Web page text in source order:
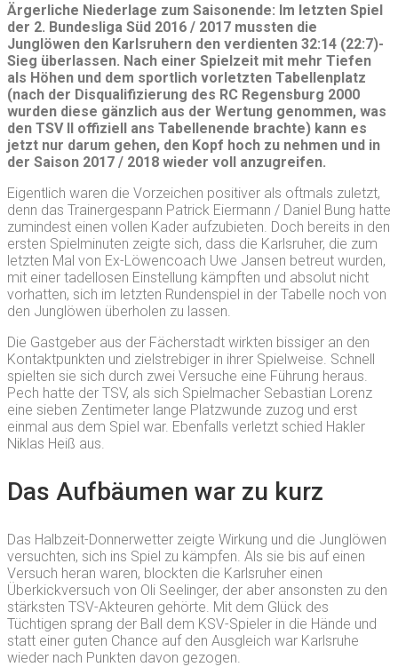
Ärgerliche Niederlage zum Saisonende: Im letzten Spiel
der 2. Bundesliga Süd 2016 / 2017 mussten die
Junglöwen den Karlsruhern den verdienten 32:14 (22:7)-
Sieg überlassen. Nach einer Spielzeit mit mehr Tiefen
als Höhen und dem sportlich vorletzten Tabellenplatz
(nach der Disqualifizierung des RC Regensburg 2000
wurden diese gänzlich aus der Wertung genommen, was
den TSV II offiziell ans Tabellenende brachte) kann es
jetzt nur darum gehen, den Kopf hoch zu nehmen und in
der Saison 2017 / 2018 wieder voll anzugreifen.
Eigentlich waren die Vorzeichen positiver als oftmals zuletzt,
denn das Trainergespann Patrick Eiermann / Daniel Bung hatte
zumindest einen vollen Kader aufzubieten. Doch bereits in den
ersten Spielminuten zeigte sich, dass die Karlsruher, die zum
letzten Mal von Ex-Löwencoach Uwe Jansen betreut wurden,
mit einer tadellosen Einstellung kämpften und absolut nicht
vorhatten, sich im letzten Rundenspiel in der Tabelle noch von
den Junglöwen überholen zu lassen.
Die Gastgeber aus der Fächerstadt wirkten bissiger an den
Kontaktpunkten und zielstrebiger in ihrer Spielweise. Schnell
spielten sie sich durch zwei Versuche eine Führung heraus.
Pech hatte der TSV, als sich Spielmacher Sebastian Lorenz
eine sieben Zentimeter lange Platzwunde zuzog und erst
einmal aus dem Spiel war. Ebenfalls verletzt schied Hakler
Niklas Heiß aus.
Das Aufbäumen war zu kurz
Das Halbzeit-Donnerwetter zeigte Wirkung und die Junglöwen
versuchten, sich ins Spiel zu kämpfen. Als sie bis auf einen
Versuch heran waren, blockten die Karlsruher einen
Überkickversuch von Oli Seelinger, der aber ansonsten zu den
stärksten TSV-Akteuren gehörte. Mit dem Glück des
Tüchtigen sprang der Ball dem KSV-Spieler in die Hände und
statt einer guten Chance auf den Ausgleich war Karlsruhe
wieder nach Punkten davon gezogen.